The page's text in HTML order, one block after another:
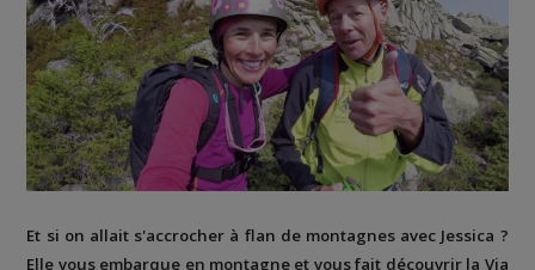
Et si on allait s'accrocher à flan de montagnes avec Jessica ?
Elle vous embarque en montagne et vous fait découvrir la Via